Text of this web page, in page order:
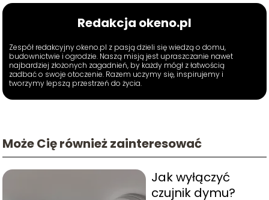
Redakcja okeno.pl
Zespół redakcyjny okeno.pl z pasją dzieli się wiedzą o domu,
budownictwie i ogrodzie. Naszą misją jest upraszczanie nawet
najbardziej złożonych zagadnień, by każdy mógł z łatwością
zadbać o swoje otoczenie. Razem uczymy się, inspirujemy i
tworzymy lepszą przestrzeń do życia.
Może Cię również zainteresować
Jak wyłączyć
czujnik dymu?